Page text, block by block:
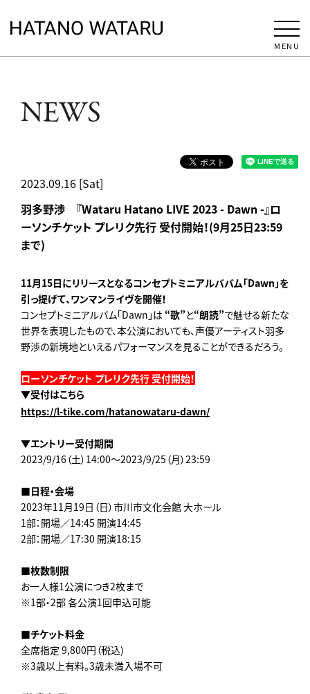
MENU
NEWS
2023.09.16 [Sat]
羽多野渉 『Wataru Hatano LIVE 2023 - Dawn -』ロ
ーソンチケット プレリク先行 受付開始！(9月25日23:59
まで)
11月15日にリリースとなるコンセプトミニアルババム「Dawn」を
引っ提げて、ワンマンライヴを開催！
コンセプトミニアルバム「Dawn」は “歌”と“朗読”で魅せる新たな
世界を表現したもので、本公演においても、声優アーティスト羽多
野渉の新境地といえるパフォーマンスを見ることができるだろう。
ローソンチケット プレリク先行 受付開始！
▼受付はこちら
https://l-tike.com/hatanowataru-dawn/
▼エントリー受付期間
2023/9/16（土）14:00～2023/9/25（月）23:59
■日程・会場
2023年11月19日（日）市川市文化会館 大ホール
1部：開場／14:45 開演14:45
2部：開場／17:30 開演18:15
■枚数制限
お一人様1公演につき2枚まで
※1部・2部 各公演1回申込可能
■チケット料金
全席指定 9,800円（税込)
※3歳以上有料。3歳未満入場不可